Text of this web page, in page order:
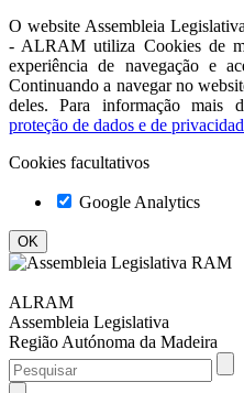
O website Assembleia
- ALRAM utiliza Cookies de
experiência de navegação e
Continuando a navegar no
deles. Para informação mais
proteção de dados e de
Cookies facultativos
Google Analytics
ALRAM
Assembleia Legislativa
Região Autónoma da Madeira